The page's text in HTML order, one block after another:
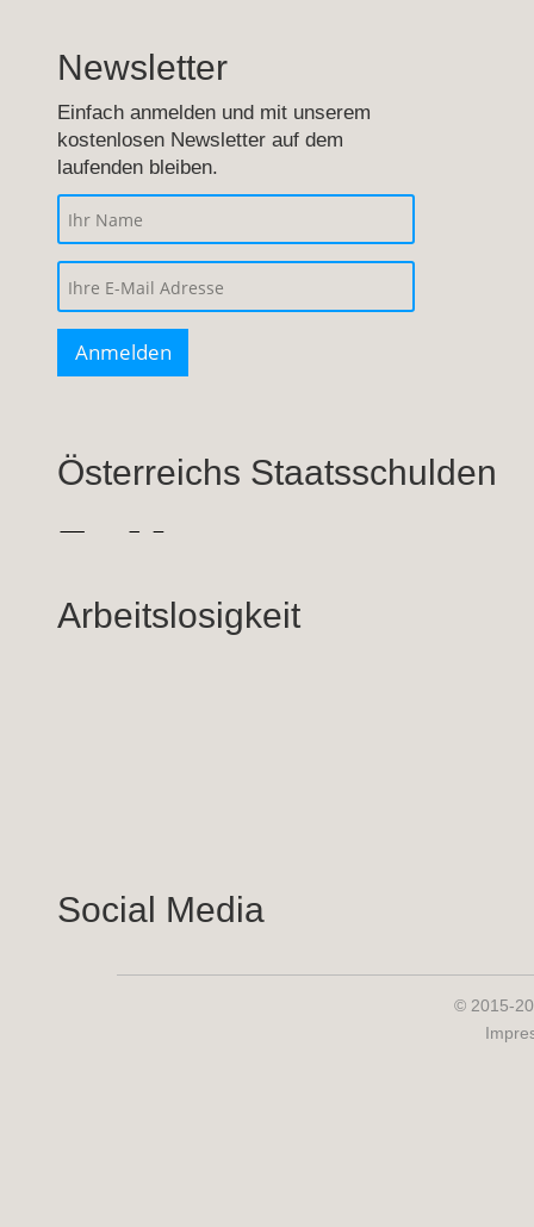
Newsletter
Einfach anmelden und mit unserem
kostenlosen Newsletter auf dem
laufenden bleiben.
Österreichs Staatsschulden
Arbeitslosigkeit
Social Media
© 2015-